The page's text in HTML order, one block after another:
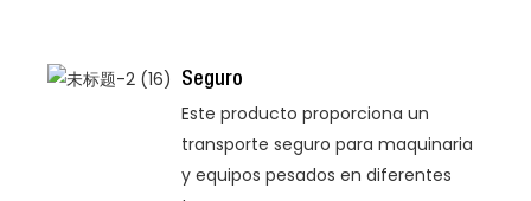
Seguro
Este producto proporciona un
transporte seguro para maquinaria
y equipos pesados ​​en diferentes